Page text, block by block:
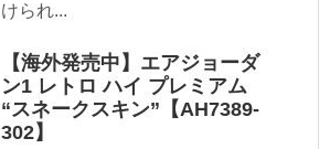
けられ...
【海外発売中】エアジョーダ
ン1 レトロ ハイ プレミアム
“スネークスキン”【AH7389-
302】